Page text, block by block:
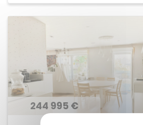
244 995 €